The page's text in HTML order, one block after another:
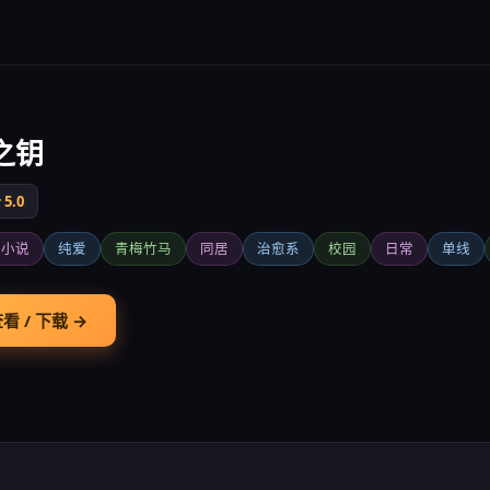
钥
5.0
说 纯爱 青梅竹马 同居 治愈系 校园 日常 单线
看 / 下载 →